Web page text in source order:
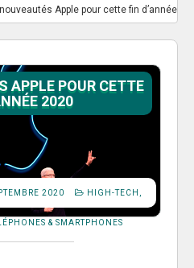
Apple pour cette fin d’année
APPLE POUR CETTE
2020
2020 HIGH-TECH
& SMARTPHONES